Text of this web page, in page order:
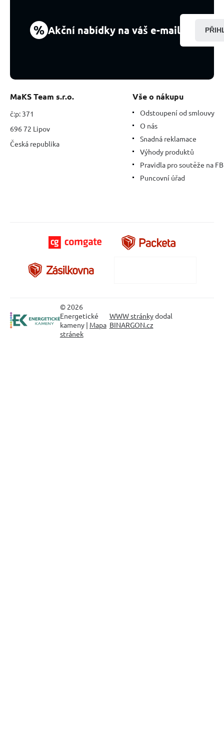
% Akční nabídky na váš e-mail
MaKS Team s.r.o.
č:p: 371
696 72 Lipov
Česká republika
Vše o nákupu
Odstoupení od smlouvy
O nás
Snadná reklamace
Výhody produktů
Pravidla pro soutěže na FB
Puncovní úřad
© 2026
Energetické
kameny | Mapa
stránek
WWW stránkydodal
BINARGON.cz